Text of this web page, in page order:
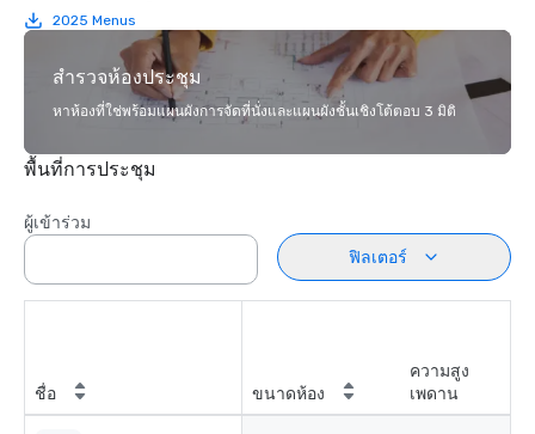
2025 Menus
สำรวจห้องประชุม
หาห้องที่ใช่พร้อมแผนผังการจัดที่นั่งและแผนผังชั้นเชิงโต้ตอบ 3 มิติ
พื้นที่การประชุม
ผู้เข้าร่วม
ฟิลเตอร์
ชื่อ ขนาดห้อง
ความสูง
เพดาน